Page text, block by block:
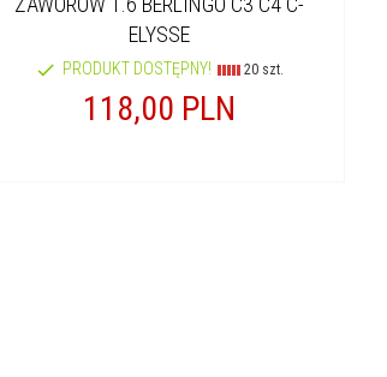
ELYSSE
PRODUKT DOSTĘPNY! 20 szt.
118,00 PLN